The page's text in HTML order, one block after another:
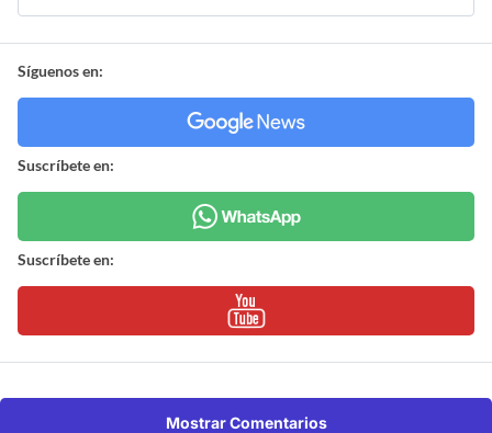
Síguenos en:
Suscríbete en:
Suscríbete en:
Mostrar Comentarios